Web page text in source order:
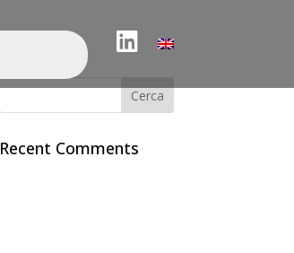
LinkedIn
Recent Comments